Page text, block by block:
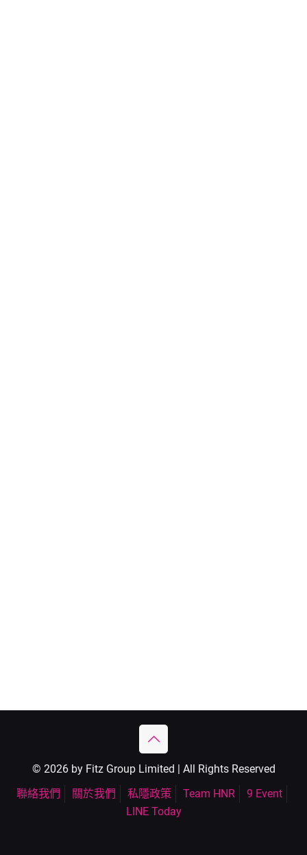
© 2026 by Fitz Group Limited | All Rights Reserved
聯絡我們
關於我們 私隱政策 Team HNR
9 Event
LINE Today